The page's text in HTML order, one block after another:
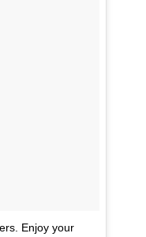
Enjoy your